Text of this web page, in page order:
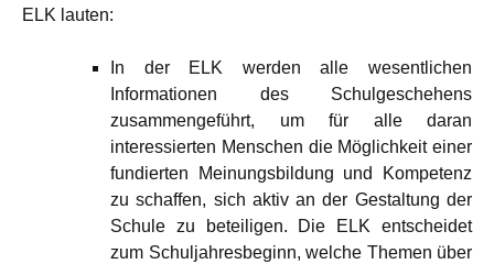
ELK lauten:
In der ELK werden alle wesentlichen
Informationen des Schulgeschehens
zusammengeführt, um für alle daran
interessierten Menschen die Möglichkeit einer
fundierten Meinungsbildung und Kompetenz
zu schaffen, sich aktiv an der Gestaltung der
Schule zu beteiligen. Die ELK entscheidet
zum Schuljahresbeginn, welche Themen über